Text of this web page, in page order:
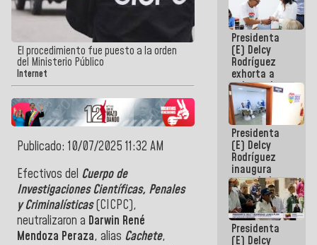
El procedimiento fue puesto a la orden
del Ministerio Público
Internet
Publicado: 10/07/2025 11:32 AM
Efectivos del Cuerpo de
Investigaciones Científicas, Penales
y Criminalísticas(CICPC),
neutralizaron a Darwin René
Mendoza Peraza, alias Cachete,
Viceministerio
de Energía
Eléctrica y
CORPOELEC
Presidenta
(E) Delcy
Rodríguez
exhorta a
gobernadores
y alcaldes a
edificar
casas para
abuelos
Presidenta
(E) Delcy
Rodríguez
inaugura
casa de los
Abuelos
Primavera
en Caracas
Presidenta
(E) Delcy